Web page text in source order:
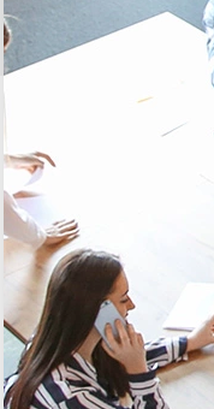
Découvrez d’autres utilisations